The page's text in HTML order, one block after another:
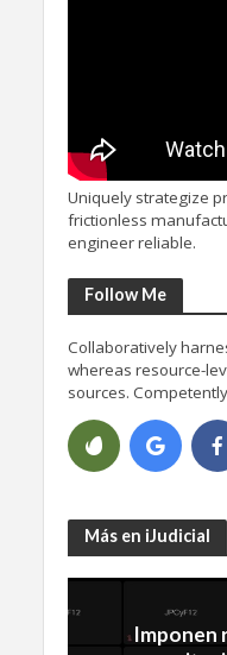
Uniquely strategize
frictionless
engineer reliable.
Follow Me
Collaboratively
whereas resource-
sources.
Más en iJudicial
Imponen